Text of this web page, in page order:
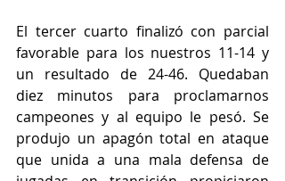
El tercer cuarto finalizó con parcial
favorable para los nuestros 11-14 y
un resultado de 24-46. Quedaban
diez minutos para proclamarnos
campeones y al equipo le pesó. Se
produjo un apagón total en ataque
que unida a una mala defensa de